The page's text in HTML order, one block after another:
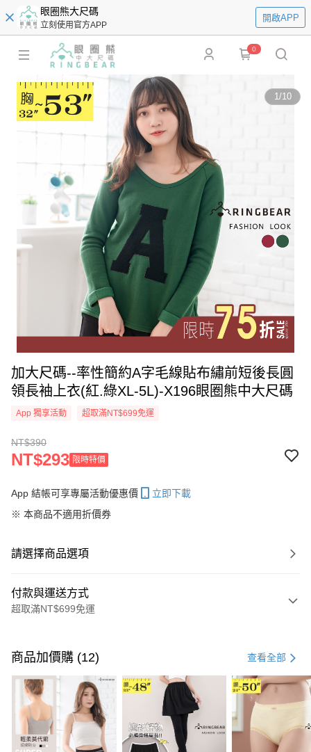
眼圈熊大尺碼
立刻使用官方APP
開啟APP
0
1/10
加大尺碼--率性簡約A字毛線貼布繡前短後長圓
領長袖上衣(紅.綠XL-5L)-X196眼圈熊中大尺碼
App 獨享活動 超取滿NT$699免運
NT$390
NT$293 限時特價
App 結帳可享專屬活動優惠價
立即下載
※ 本商品不適用折價券
請選擇商品選項
付款與運送方式
超取滿NT$699免運
信用卡一次付款
超商取貨付款
LINE Pay
Apple Pay
商品加價購 (12) 查看全部